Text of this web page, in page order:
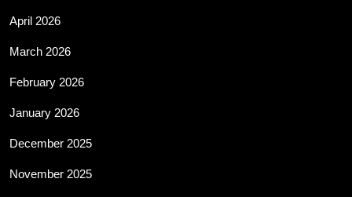
April 2026
March 2026
February 2026
January 2026
December 2025
November 2025